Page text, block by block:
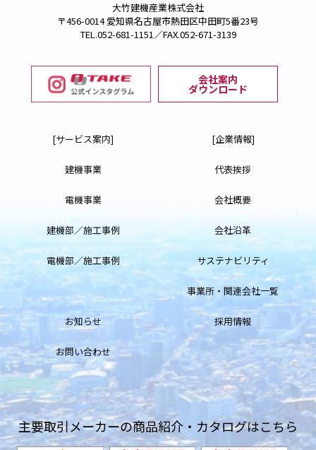
大竹建機産業株式会社
〒456-0014 愛知県名古屋市熱田区中田町5番23号
TEL.052-681-1151／FAX.052-671-3139
会社案内
ダウンロード
[サービス案内]
建機事業
電機事業
建機部／施工事例
電機部／施工事例
[企業情報]
代表挨拶
会社概要
会社沿革
サステナビリティ
事業所・関連会社一覧
お知らせ 採用情報
お問い合わせ
主要取引メーカーの商品紹介・カタログはこちら